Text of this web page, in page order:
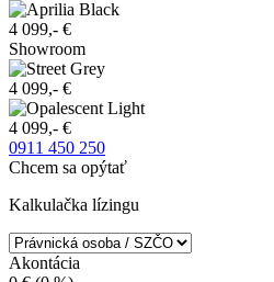
4 099,- €
Showroom
4 099,- €
4 099,- €
0911 450 250
Chcem sa opýtať
Kalkulačka lízingu
Akontácia